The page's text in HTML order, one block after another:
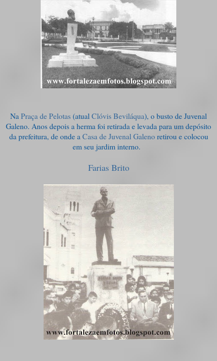
Na Praça de Pelotas(atual Clóvis Beviláqua), o busto de Juvenal
Galeno. Anos depois a herma foi retirada e levada para um depósito
da prefeitura, de onde a Casa de Juvenal Galenoretirou e colocou
em seu jardim interno.
Farias Brito